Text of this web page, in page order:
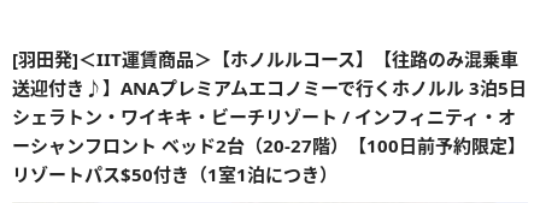
[羽田発]＜IIT運賃商品＞【ホノルルコース】【往路のみ混乗車
送迎付き♪】ANAプレミアムエコノミーで行くホノルル 3泊5日
シェラトン・ワイキキ・ビーチリゾート / インフィニティ・オ
ーシャンフロント ベッド2台（20-27階）【100日前予約限定】
リゾートパス$50付き（1室1泊につき）